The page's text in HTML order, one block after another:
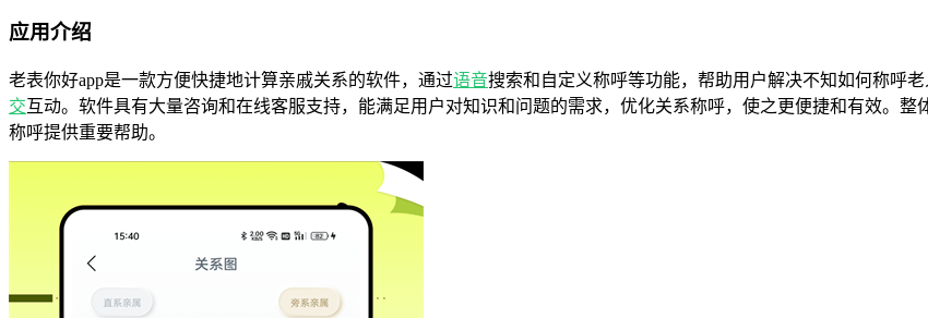
应用介绍
老表你好app是一款方便快捷地计算亲戚关系的软件，通过语音搜索和自定义称呼等功能，帮助用户解决不知如何称呼
交互动。软件具有大量咨询和在线客服支持，能满足用户对知识和问题的需求，优化关系称呼，使之更便捷和有效。
称呼提供重要帮助。